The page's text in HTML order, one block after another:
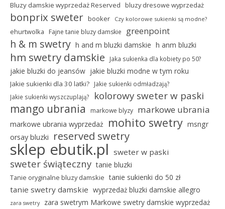
Bluzy damskie wyprzedaż Reserved bluzy dresowe wyprzedaż
bonprix sweter booker Czy kolorowe sukienki są modne?
ehurtwolka Fajne tanie bluzy damskie greenpoint
h & m swetry h and m bluzki damskie h anm bluzki
hm swetry damskie Jaka sukienka dla kobiety po 50?
jakie bluzki do jeansów jakie bluzki modne w tym roku
Jakie sukienki dla 30 latki?
Jakie sukienki odmładzają?
Jakie sukienki wyszczuplają?
kolorowy sweter w paski
mango ubrania markowe blyzy markowe ubrania
markowe ubrania wyprzedaż mohito swetry msngr
orsay bluzki
reserved swetry
sklep ebutik.pl sweter w paski
sweter świąteczny tanie bluzki
Tanie oryginalne bluzy damskie tanie sukienki do 50 zł
tanie swetry damskie wyprzedaż bluzki damskie allegro
zara swetry zara swetrym Markowe swetry damskie wyprzedaż